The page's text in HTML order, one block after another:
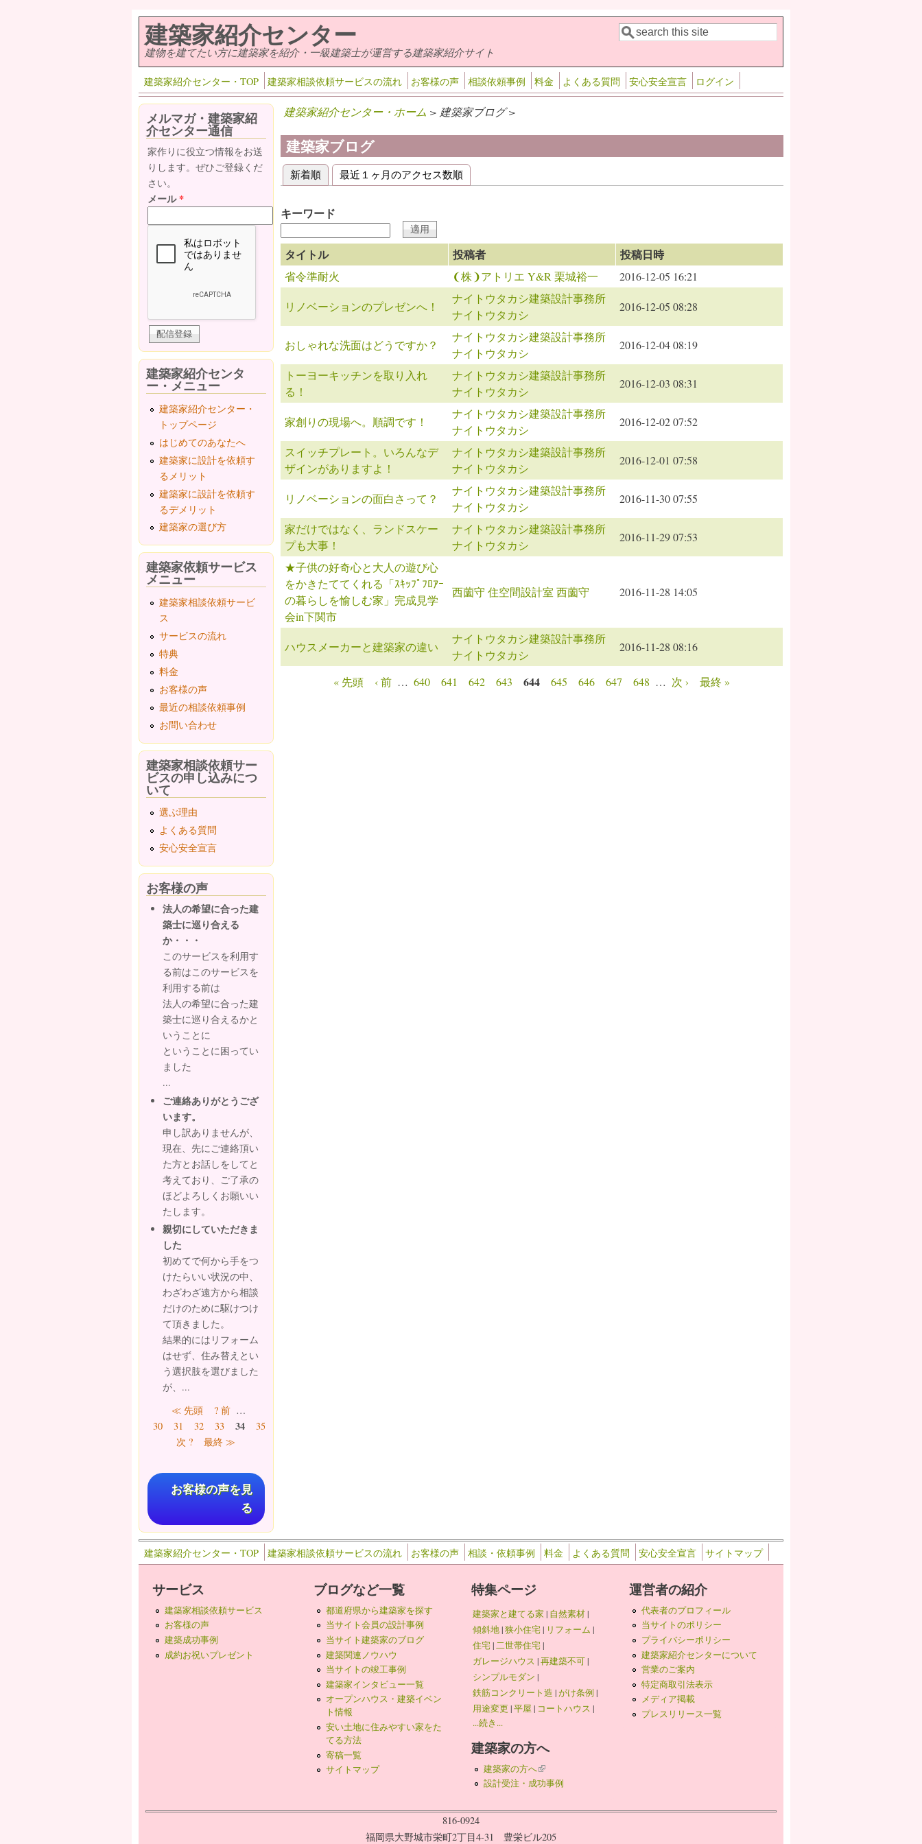
建築家紹介センター
建物を建てたい方に建築家を紹介・一級建築士が運営する建築家紹介サイト 検索フォーム
検索
建築家紹介センター・TOP 建築家相談依頼サービスの流れ お客様の声 相談依頼事例 料金 よくある質問 安心安全宣言 ログイン
建築家紹介センター・ホーム > 建築家ブログ >
建築家ブログ
プライマリータブ
新着順(アクティブなタブ)
最近１ヶ月のアクセス数順
キーワード
タイトル 投稿者 投稿日時
省令準耐火 ❨株❩アトリエ Y&R 栗城裕一 2016-12-05 16:21
リノベーションのプレゼンへ！
ナイトウタカシ建築設計事務所
ナイトウタカシ
2016-12-05 08:28
おしゃれな洗面はどうですか？
ナイトウタカシ建築設計事務所
ナイトウタカシ
2016-12-04 08:19
トーヨーキッチンを取り入れ
る！
ナイトウタカシ建築設計事務所
ナイトウタカシ
2016-12-03 08:31
家創りの現場へ。順調です！
ナイトウタカシ建築設計事務所
ナイトウタカシ
2016-12-02 07:52
スイッチプレート。いろんなデ
ザインがありますよ！
ナイトウタカシ建築設計事務所
ナイトウタカシ
2016-12-01 07:58
リノベーションの面白さって？
ナイトウタカシ建築設計事務所
ナイトウタカシ
2016-11-30 07:55
家だけではなく、ランドスケー
プも大事！
ナイトウタカシ建築設計事務所
ナイトウタカシ
2016-11-29 07:53
★子供の好奇心と大人の遊び心
をかきたててくれる「ｽｷｯﾌﾟﾌﾛｱｰ
の暮らしを愉しむ家」完成見学
会in下関市
西薗守 住空間設計室 西薗守 2016-11-28 14:05
ハウスメーカーと建築家の違い
ナイトウタカシ建築設計事務所
ナイトウタカシ
2016-11-28 08:16
« 先頭 ‹ 前 … 640 641 642 643 644 645 646 647 648 … 次 › 最終 »
メルマガ・建築家紹
介センター通信
家作りに役立つ情報をお送
りします。ぜひご登録くだ
さい。
メール*
建築家紹介センタ
ー・メニュー
建築家紹介センター・
トップページ
はじめてのあなたへ
建築家に設計を依頼す
るメリット
建築家に設計を依頼す
るデメリット
建築家の選び方
建築家依頼サービス
メニュー
建築家相談依頼サービ
ス
サービスの流れ
特典
料金
お客様の声
最近の相談依頼事例
お問い合わせ
建築家相談依頼サー
ビスの申し込みにつ
いて
選ぶ理由
よくある質問
安心安全宣言
お客様の声
法人の希望に合った建
築士に巡り合える
か・・・
このサービスを利用す
る前はこのサービスを
利用する前は
法人の希望に合った建
築士に巡り合えるかと
いうことに
ということに困ってい
ました
...
ご連絡ありがとうござ
います。
申し訳ありませんが、
現在、先にご連絡頂い
た方とお話しをしてと
考えており、ご了承の
ほどよろしくお願いい
たします。
親切にしていただきま
した
初めてで何から手をつ
けたらいい状況の中、
わざわざ遠方から相談
だけのために駆けつけ
て頂きました。
結果的にはリフォーム
はせず、住み替えとい
う選択肢を選びました
が、...
ページ≪ 先頭 ? 前 …
30
31 32 33 34 35
次 ?
最終 ≫
お客様の声を見
る
建築家紹介センター・TOP 建築家相談依頼サービスの流れ お客様の声 相談・依頼事例 料金 よくある質問 安心安全宣言 サイトマップ
サービス
建築家相談依頼サービス
お客様の声
建築成功事例
成約お祝いプレゼント
ブログなど一覧
都道府県から建築家を探す
当サイト会員の設計事例
当サイト建築家のブログ
建築関連ノウハウ
当サイトの竣工事例
建築家インタビュー一覧
オープンハウス・建築イベン
ト情報
安い土地に住みやすい家をた
てる方法
寄稿一覧
サイトマップ
特集ページ
建築家と建てる家 | 自然素材|
傾斜地|狭小住宅| リフォーム |
住宅|二世帯住宅|
ガレージハウス |再建築不可|
シンプルモダン |
鉄筋コンクリート造 |がけ条例 |
用途変更 |平屋 | コートハウス |
...続き...
建築家の方へ
建築家の方へ(link is external)
設計受注・成功事例
運営者の紹介
代表者のプロフィール
当サイトのポリシー
プライバシーポリシー
建築家紹介センターについて
営業のご案内
特定商取引法表示
メディア掲載
プレスリリース一覧
816-0924
福岡県大野城市栄町2丁目4-31 豊栄ビル205